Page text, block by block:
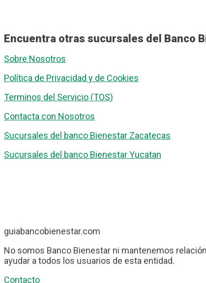
Encuentra otras sucursales del Banco
Sobre Nosotros
Política de Privacidad y de Cookies
Terminos del Servicio (TOS)
Contacta con Nosotros
Sucursales del banco Bienestar Zacatecas
Sucursales del banco Bienestar Yucatan
guiabancobienestar.com
No somos Banco Bienestar ni mantenemos
ayudar a todos los usuarios de esta entidad.
Contacto